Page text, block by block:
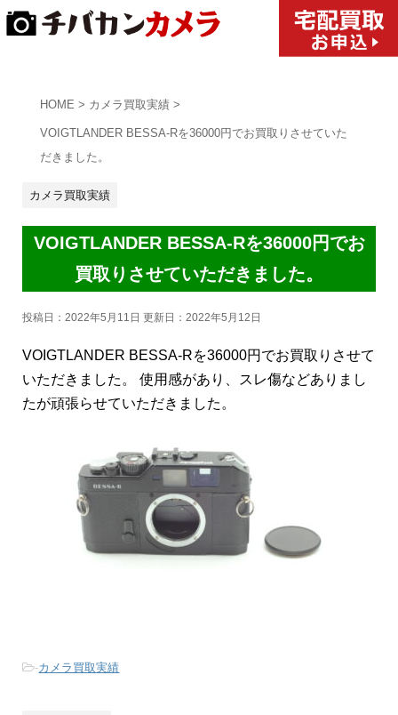
HOME > カメラ買取実績 >
VOIGTLANDER BESSA-Rを36000円でお買取りさせていた
だきました。
カメラ買取実績
VOIGTLANDER BESSA-Rを36000円でお
買取りさせていただきました。
投稿日：2022年5月11日 更新日： 2022年5月12日
VOIGTLANDER BESSA-Rを36000円でお買取りさせて
いただきました。 使用感があり、スレ傷などありまし
たが頑張らせていただきました。
-カメラ買取実績